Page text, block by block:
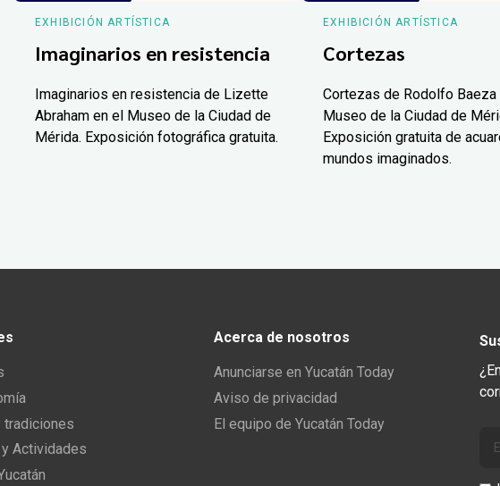
EXHIBICIÓN ARTÍSTICA
Imaginarios en resistencia
Imaginarios en resistencia de Lizette
Abraham en el Museo de la Ciudad de
Mérida. Exposición fotográfica gratuita.
EXHIBICIÓN ARTÍSTICA
Cortezas
Cortezas de Rodolfo Baeza
Museo de la Ciudad de
Exposición gratuita de
mundos imaginados.
tradiciones
Actividades
Acerca de nosotros
Anunciarse en Yucatán Today
Aviso de privacidad
El equipo de Yucatán Today